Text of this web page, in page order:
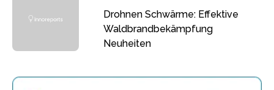
Drohnen Schwärme: Effektive
Waldbrandbekämpfung
Neuheiten